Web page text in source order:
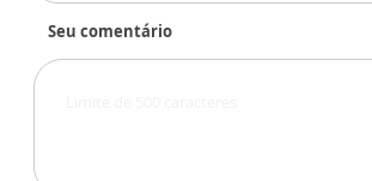
Seu comentário